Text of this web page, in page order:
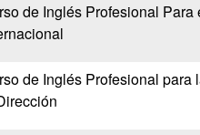
de Inglés Profesional Para
de Inglés Profesional para